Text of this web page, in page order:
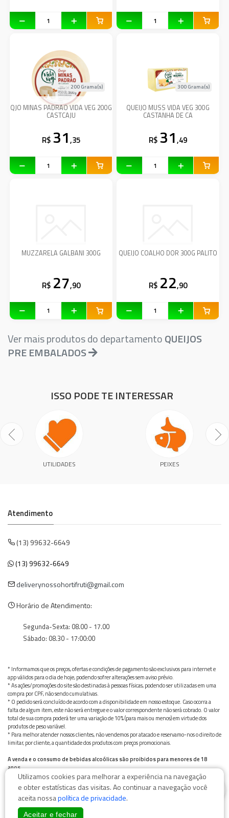
QJO MINAS PADRAO VIDA VEG 200G
CASTCAJU
200 Grama(s)
R$ 31,35
QUEIJO MUSS VIDA VEG 300G
CASTANHA DE CA
300 Grama(s)
R$ 31,49
MUZZARELA GALBANI 300G
R$ 27,90
QUEIJO COALHO DOR 300G PALITO
R$ 22,90
Ver mais produtos do departamentoQUEIJOS
PRE EMBALADOS
ISSO PODE TE INTERESSAR
UTILIDADES PEIXES
Atendimento
(13) 99632-6649
(13) 99632-6649
deliverynossohortifruti@gmail.com
Horário de Atendimento:
Segunda-Sexta: 08.00 - 17.00
Sábado: 08.30 - 17:00:00
* Informamos que os preços, ofertas e condições de pagamento são exclusivos para internet e
app válidos para o dia de hoje, podendo sofrer alterações sem aviso prévio.
* As ações/promoções do site são destinadas à pessoas físicas, podendo ser utilizadas em uma
compra por CPF, não sendo cumulativas.
* O pedido será concluído de acordo com a disponibilidade em nosso estoque. Caso ocorra a
falta de algum item, este não será entregue e o valor correspondente não será cobrado. O valor
total de sua compra poderá ter uma variação de 10% (para mais ou menos) em virtude dos
produtos de peso variável.
* Para melhor atender nossos clientes, não vendemos por atacado e reservamo-nos o direito de
limitar, por cliente, a quantidade dos produtos com preços promocionais.
A venda e o consumo de bebidas alcoólicas são proibidos para menores de 18
anos.
Bebida alcoólica pode causar dependência química e, em excesso, provoca graves males à saúde.
Beba com moderação
Utilizamos cookies para melhorar a experiência na navegação
e obter estatísticas das visitas. Ao continuar a navegação você
aceita nossapolítica de privacidade.
Aceitar e fechar